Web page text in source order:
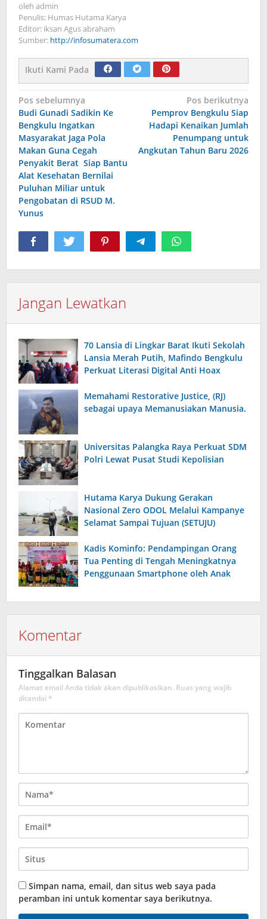
oleh admin
Penulis: Humas Hutama Karya
Editor: iksan Agus abraham
Sumber: http://infosumatera.com
Ikuti Kami Pada
Navigasi
pos
Pos sebelumnya
Budi Gunadi Sadikin Ke
Bengkulu Ingatkan
Masyarakat Jaga Pola
Makan Guna Cegah
Penyakit Berat Siap Bantu
Alat Kesehatan Bernilai
Puluhan Miliar untuk
Pengobatan di RSUD M.
Yunus
Pos berikutnya
Pemprov Bengkulu Siap
Hadapi Kenaikan Jumlah
Penumpang untuk
Angkutan Tahun Baru 2026
Jangan Lewatkan
70 Lansia di Lingkar Barat Ikuti Sekolah
Lansia Merah Putih, Mafindo Bengkulu
Perkuat Literasi Digital Anti Hoax
Memahami Restorative Justice, (RJ)
sebagai upaya Memanusiakan Manusia.
Universitas Palangka Raya Perkuat SDM
Polri Lewat Pusat Studi Kepolisian
Hutama Karya Dukung Gerakan
Nasional Zero ODOL Melalui Kampanye
Selamat Sampai Tujuan (SETUJU)
Kadis Kominfo: Pendampingan Orang
Tua Penting di Tengah Meningkatnya
Penggunaan Smartphone oleh Anak
Komentar
Tinggalkan Balasan
Alamat email Anda tidak akan dipublikasikan. Ruas yang wajib
ditandai *
Simpan nama, email, dan situs web saya pada
peramban ini untuk komentar saya berikutnya.